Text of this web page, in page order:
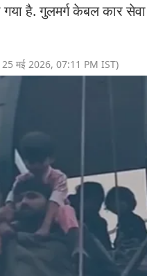
है. गुलमर्ग केबल कार
25 मई 2026, 07:11 PM IST)